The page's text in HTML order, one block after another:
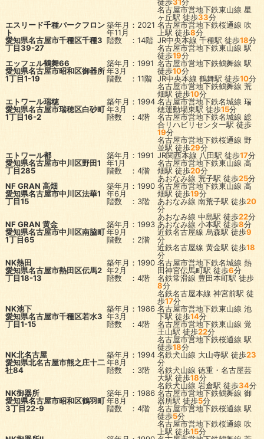
名古屋市営地下鉄東山線 星
ヶ丘駅 徒歩33分
エスリード千種パークフロン
ト
愛知県名古屋市千種区千種3
丁目39-27
築年月：2021
年11月
階数 ：14階
名古屋市営地下鉄桜通線 吹
上駅 徒歩8分
JR中央本線 千種駅 徒歩18分
名古屋市営地下鉄東山線 駅
徒歩19分
エッフェル鶴舞66
愛知県名古屋市昭和区御器所
1丁目1-19
築年月：1991
年3月
階数 ：11階
名古屋市営地下鉄鶴舞線 駅
徒歩10分
JR中央本線 鶴舞駅 徒歩10分
名古屋市営地下鉄鶴舞線 荒
畑駅 徒歩10分
エトワール瑞穂
愛知県名古屋市瑞穂区白砂町
1丁目16-2
築年月：1994
年3月
階数 ：4階
名古屋市営地下鉄名城線 瑞
穂運動場東駅 徒歩15分
名古屋市営地下鉄名城線 総
合リハビリセンター駅 徒歩
19分
名古屋市営地下鉄桜通線 野
並駅 徒歩29分
エトワール都
愛知県名古屋市中川区野田1
丁目285
築年月：1991
年1月
階数 ：4階
JR関西本線 八田駅 徒歩17分
名古屋市営地下鉄東山線 高
畑駅 徒歩20分
あおなみ線 荒子駅 徒歩25分
NF GRAN 高畑
愛知県名古屋市中川区法華1
丁目15
築年月：1990
年6月
階数 ：3階
名古屋市営地下鉄東山線 高
畑駅 徒歩19分
あおなみ線 南荒子駅 徒歩20
分
あおなみ線 中島駅 徒歩22分
NF GRAN 黄金
愛知県名古屋市中川区南脇町
1丁目65
築年月：1993
年9月
階数 ：2階
あおなみ線 小本駅 徒歩8分
近鉄名古屋線 烏森駅 徒歩9
分
近鉄名古屋線 黄金駅 徒歩18
分
NK熱田
愛知県名古屋市熱田区伝馬2
丁目18-13
築年月：1990
年2月
階数 ：4階
名古屋市営地下鉄名城線 熱
田神宮伝馬町駅 徒歩6分
名鉄常滑線 豊田本町駅 徒歩
8分
名鉄名古屋本線 神宮前駅 徒
歩17分
NK池下
愛知県名古屋市千種区若水3
丁目1-15
築年月：1986
年3月
階数 ：4階
名古屋市営地下鉄東山線 池
下駅 徒歩14分
名古屋市営地下鉄東山線 覚
王山駅 徒歩22分
名古屋市営地下鉄桜通線 駅
徒歩18分
NK北名古屋
愛知県北名古屋市熊之庄十二
社84
築年月：1994
年8月
階数 ：3階
名鉄犬山線 大山寺駅 徒歩23
分
名鉄犬山線 徳重・名古屋芸
大駅 徒歩18分
名鉄犬山線 岩倉駅 徒歩34分
NK御器所
愛知県名古屋市昭和区鶴羽町
3丁目22-9
築年月：1986
年8月
階数 ：4階
名古屋市営地下鉄鶴舞線 御
器所駅 徒歩5分
名古屋市営地下鉄桜通線 駅
徒歩5分
名古屋市営地下鉄桜通線 吹
上駅 徒歩15分